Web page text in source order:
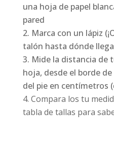
una hoja de papel
pared
Marca con un lápiz
talón hasta dónde
Mide la distancia de
hoja, desde el borde
del pie en centímetros
Compara los tu
tabla de tallas para